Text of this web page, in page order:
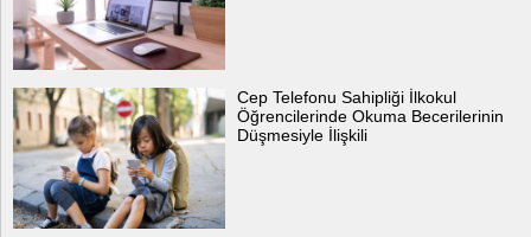
Cep Telefonu Sahipliği İlkokul
Öğrencilerinde Okuma Becerilerinin
Düşmesiyle İlişkili